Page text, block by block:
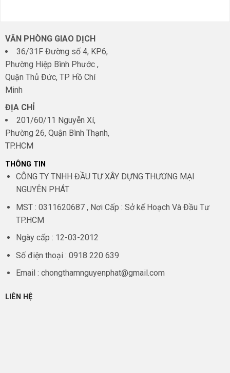
VĂN PHÒNG GIAO DỊCH
36/31F Đường số 4, KP6,
Phường Hiệp Bình Phước ,
Quận Thủ Đức, TP Hồ Chí
Minh
ĐỊA CHỈ
201/60/11 Nguyễn Xí,
Phường 26, Quận Bình Thạnh,
TP.HCM
THÔNG TIN
CÔNG TY TNHH ĐẦU TƯ XÂY DỰNG THƯƠNG MẠI
NGUYÊN PHÁT
MST : 0311620687 , Nơi Cấp : Sở kế Hoạch Và Đầu Tư
TP.HCM
Ngày cấp : 12-03-2012
Số điện thoại : 0918 220 639
Email : chongthamnguyenphat@gmail.com
LIÊN HỆ